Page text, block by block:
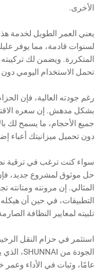
الأخرى.
يعني العمر الطويل لخدمة
لسنوات قادمة، مما يوفر
المتكررة. ويضمن لك تركيبته
تحمل الاستخدام اليومي دون
بشكل مدهش. إن سعره
جميع الأحجام، ما يسمح لك
دون تحميل ميزانيتك أعباء
سواء كنت ترغب في ترقية
المثالي. إن مرونته ومتانته
التطبيقات، في حين أن
تلبيته لمعايير النظافة
استثمر في حزام النقل
عامًا، وثبات في الأداء